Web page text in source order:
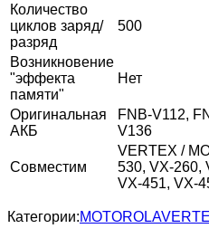
Количество
циклов заряд/
разряд
500
Возникновение
"эффекта
памяти"
Нет
Оригинальная
АКБ
FNB-V112,
V136
Совместим
VERTEX /
530, VX-260,
VX-451, VX-
Категории:MOTOROLA